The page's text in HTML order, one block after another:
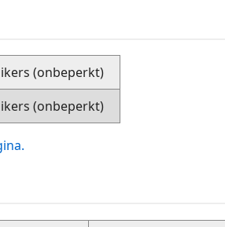
(onbeperkt)
(onbeperkt)